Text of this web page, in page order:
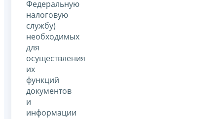
Федеральную
налоговую
службу)
необходимых
для
осуществления
их
функций
документов
и
информации